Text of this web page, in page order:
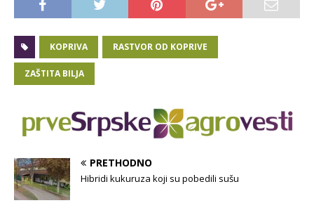
KOPRIVA RASTVOR OD KOPRIVE
ZAŠTITA BILJA
PRETHODNO
Hibridi kukuruza koji su pobedili sušu